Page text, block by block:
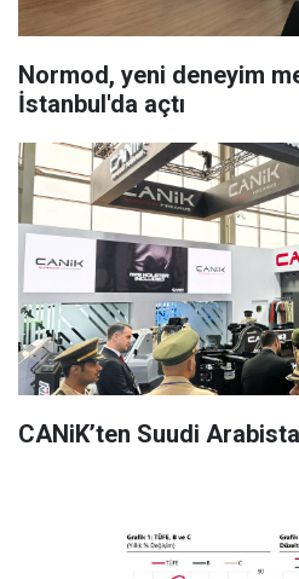
Normod, yeni deneyim
İstanbul'da açtı
CANiK’ten Suudi